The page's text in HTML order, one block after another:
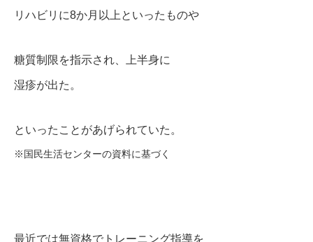
リハビリに8か月以上といったものや
糖質制限を指示され、上半身に
湿疹が出た。
といったことがあげられていた。
※国民生活センターの資料に基づく
最近では無資格でトレーニング指導を